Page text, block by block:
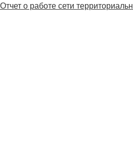
Отчет о работе сети